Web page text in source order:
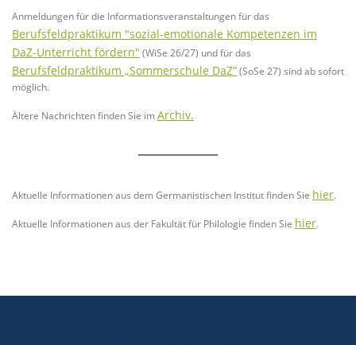
Anmeldungen für die Informationsveranstaltungen für das
Berufsfeldpraktikum "sozial-emotionale Kompetenzen im
DaZ-Unterricht fördern" (WiSe 26/27) und für das
Berufsfeldpraktikum „Sommerschule DaZ“(SoSe 27) sind ab sofort
möglich.
Ältere Nachrichten finden Sie imArchiv.
Aktuelle Informationen aus dem Germanistischen Institut finden Sie hier.
Aktuelle Informationen aus der Fakultät für Philologie finden Sie hier.